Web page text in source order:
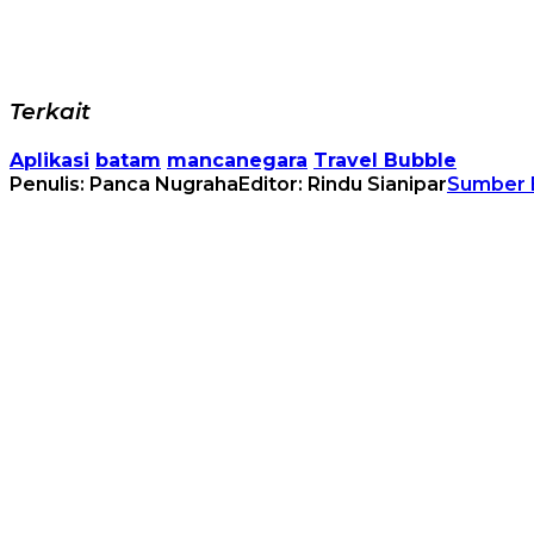
Terkait
Aplikasi batam mancanegara Travel Bubble
Penulis: Panca Nugraha Editor: Rindu SianiparSumber